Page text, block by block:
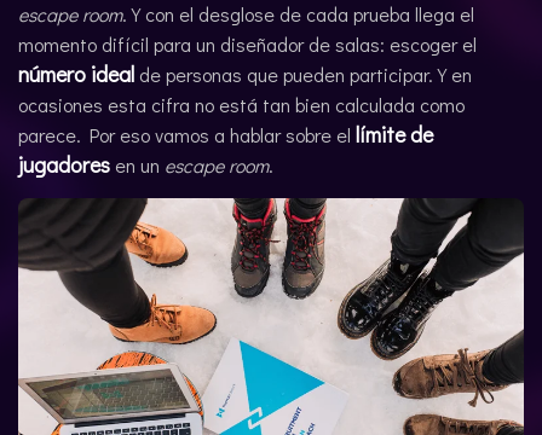
escape room. Y con el desglose de cada prueba llega el
momento difícil para un diseñador de salas: escoger el
número ideal de personas que pueden participar. Y en
ocasiones esta cifra no está tan bien calculada como
parece. Por eso vamos a hablar sobre el límite de
jugadores en un escape room.